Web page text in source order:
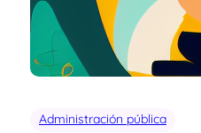
Administración pública